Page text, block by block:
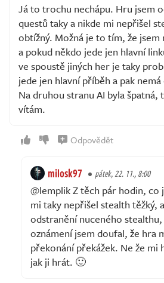
Já to trochu nechápu. Hru jsem
questů taky a nikde mi nepřišel
obtížný. Možná je to tím, že
a pokud někdo jede jen hlavní
ve spoustě jiných her je taky
jede jen hlavní příběh a pak
Na druhou stranu AI byla špatná,
vítám.
Odpovědět
milosk97 pátek, 22. 11., 8:00
@lemplik Z těch pár hodin, co
mi taky nepřišel stealth těžký,
odstranění nuceného
oznámení jsem doufal, že hra
překonání překážek. Ne že mi
jak ji hrát. 🙂